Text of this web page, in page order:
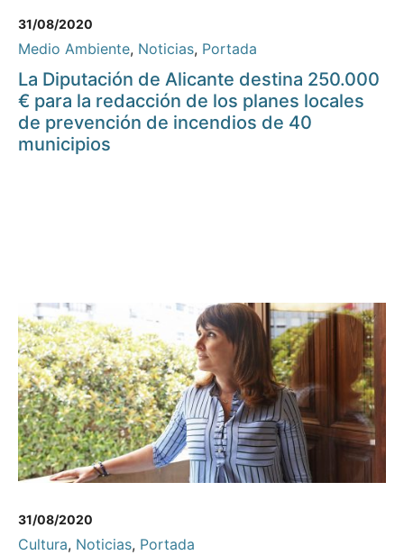
31/08/2020
Medio Ambiente, Noticias, Portada
La Diputación de Alicante destina 250.000
€ para la redacción de los planes locales
de prevención de incendios de 40
municipios
31/08/2020
Cultura, Noticias, Portada